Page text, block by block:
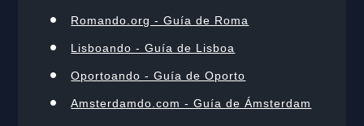
Romando.org - Guía de Roma
Lisboando - Guía de Lisboa
Oportoando - Guía de Oporto
Amsterdamdo.com - Guía de Ámsterdam